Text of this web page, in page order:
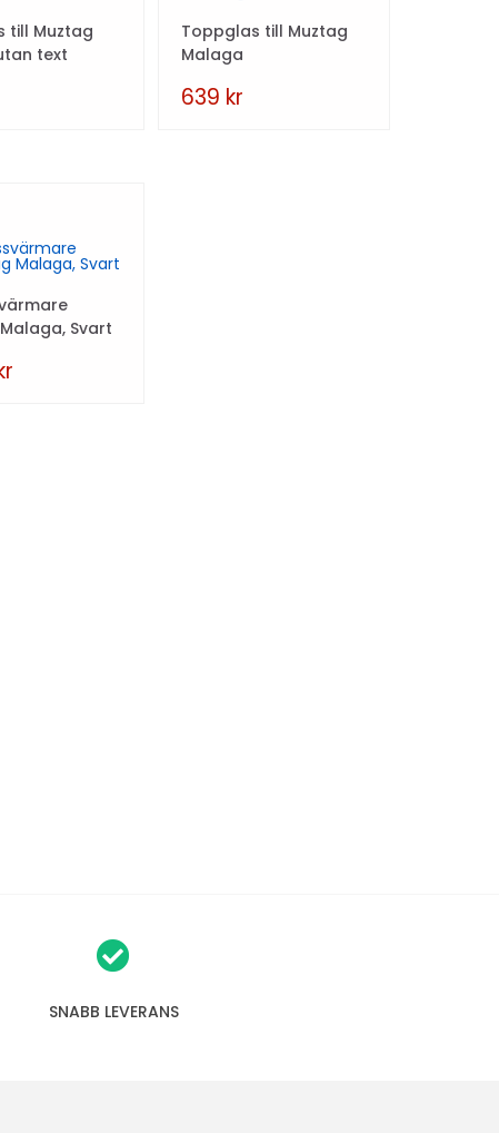
till Muztag
text
Toppglas till Muztag
Malaga
639 kr
Svart
SNABB LEVERANS